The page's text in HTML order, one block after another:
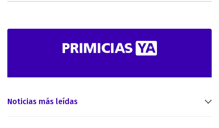
Noticias más leídas